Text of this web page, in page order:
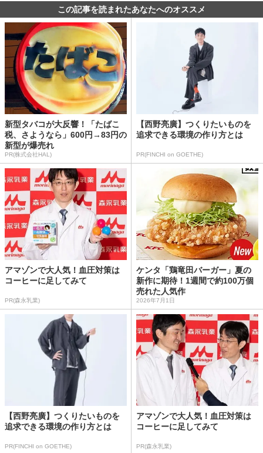
この記事を読まれたあなたへのオススメ
新型タバコが大反響！「たばこ
税、さようなら」600円→83円の
新型が爆売れ
PR(株式会社HAL)
【西野亮廣】つくりたいものを
追求できる環境の作り方とは
PR(FINCHI on GOETHE)
アマゾンで大人気！血圧対策は
コーヒーに足してみて
PR(森永乳業)
ケンタ「鶏竜田バーガー」夏の
新作に期待！1週間で約100万個
売れた人気作
2026年7月1日
【西野亮廣】つくりたいものを
追求できる環境の作り方とは
PR(FINCHI on GOETHE)
アマゾンで大人気！血圧対策は
コーヒーに足してみて
PR(森永乳業)